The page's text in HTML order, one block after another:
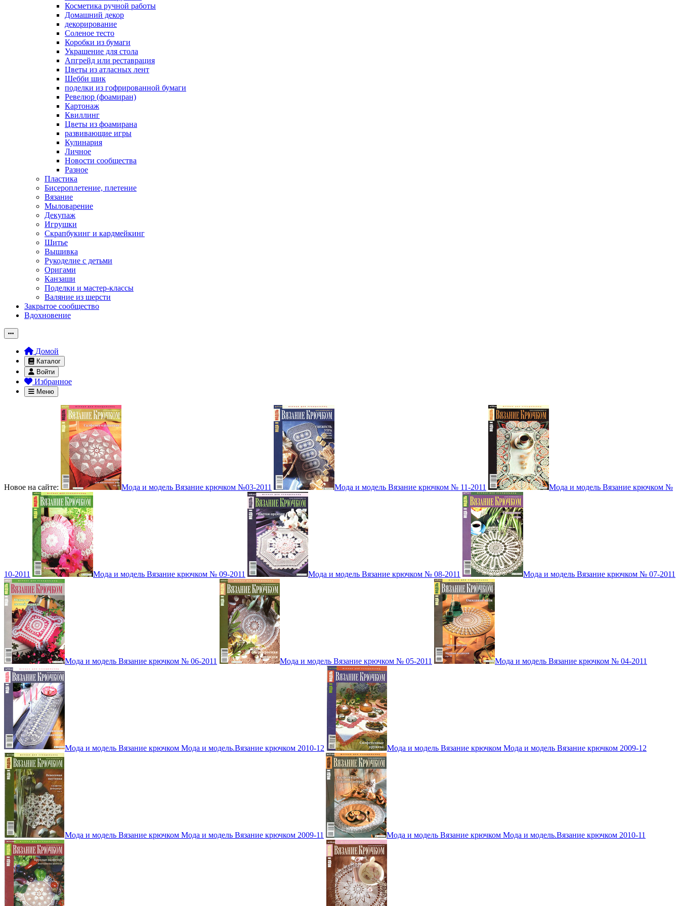
Косметика ручной работы
Домашний декор
декорирование
Соленое тесто
Коробки из бумаги
Украшение для стола
Апгрейд или реставрация
Цветы из атласных лент
Шебби шик
поделки из гофрированной бумаги
Ревелюр (фоамиран)
Картонаж
Квиллинг
Цветы из фоамирана
развивающие игры
Кулинария
Личное
Новости сообщества
Разное
Пластика
Бисероплетение, плетение
Вязание
Мыловарение
Декупаж
Игрушки
Скрапбукинг и кардмейкинг
Шитье
Вышивка
Рукоделие с детьми
Оригами
Канзаши
Поделки и мастер-классы
Валяние из шерсти
Закрытое сообщество
Вдохновение
Домой
Каталог
Войти
Избранное
Меню
Новое на сайте: Мода и модель Вязание крючком №03-2011 Мода и модель Вязание крючком № 11-2011 Мода и модель Вязание крючком №
10-2011 Мода и модель Вязание крючком № 09-2011 Мода и модель Вязание крючком № 08-2011 Мода и модель Вязание крючком № 07-2011
Мода и модель Вязание крючком № 06-2011 Мода и модель Вязание крючком № 05-2011 Мода и модель Вязание крючком № 04-2011
Мода и модель Вязание крючком Мода и модель.Вязание крючком 2010-12 Мода и модель Вязание крючком Мода и модель Вязание крючком 2009-12
Мода и модель Вязание крючком Мода и модель Вязание крючком 2009-11 Мода и модель Вязание крючком Мода и модель.Вязание крючком 2010-11